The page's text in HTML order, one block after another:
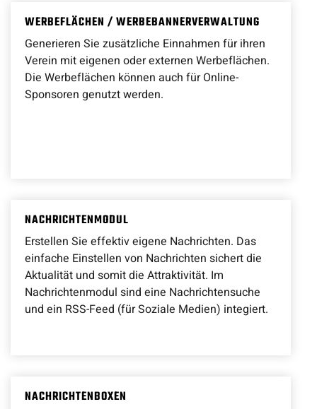
WERBEFLÄCHEN / WERBEBANNERVERWALTUNG
Generieren Sie zusätzliche Einnahmen für ihren
Verein mit eigenen oder externen Werbeflächen.
Die Werbeflächen können auch für Online-
Sponsoren genutzt werden.
NACHRICHTENMODUL
Erstellen Sie effektiv eigene Nachrichten. Das
einfache Einstellen von Nachrichten sichert die
Aktualität und somit die Attraktivität. Im
Nachrichtenmodul sind eine Nachrichtensuche
und ein RSS-Feed (für Soziale Medien) integiert.
NACHRICHTENBOXEN